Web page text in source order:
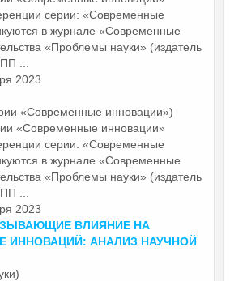
серии: «Современные
в журнале «Современные
«Проблемы науки» (издатель
...
2023
«Современные инновации»)
«Современные инновации»
серии: «Современные
в журнале «Современные
«Проблемы науки» (издатель
...
2023
ВЛИЯНИЕ НА
ИННОВАЦИЙ: АНАЛИЗ НАУЧНОЙ